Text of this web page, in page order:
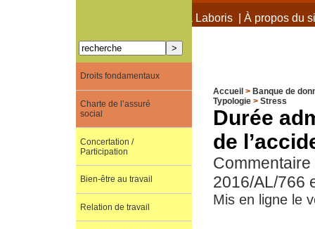
À propos de Terra Laboris| À propos du
Accueil > Banque de
Typologie> Stress
Durée
de
2016/AL/766
Mis en ligne le
Droits fondamentaux
Charte de l’assuré
social
Concertation /
Participation
Bien-être au travail
Relation de travail